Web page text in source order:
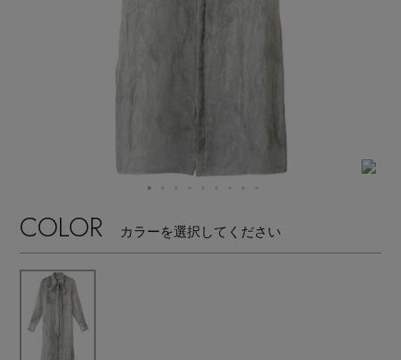
【サンダル】ビーサンの季節！
【リネン】涼しい夏素材
【CFCL】注目のPOP-UP
【レース】上品な透け感
【雨の日】急な雨対策グッズ
【限定】ここでしか買えないアイテム
【ペプラム】トレンドシルエット
すべてのウェア
パンツ
パンプス
スニーカー
すべてのバッグ・財布
ショルダーバッグ
すべてのファッション小物
ストール・マフラー・ケープ
帽子・イヤーマフ
アクセサリー
すべてのアクセサリー
ピアス・イヤリング
ランジェリー
すべてのランジェリー
スポーツ
COLOR カラーを選択してください